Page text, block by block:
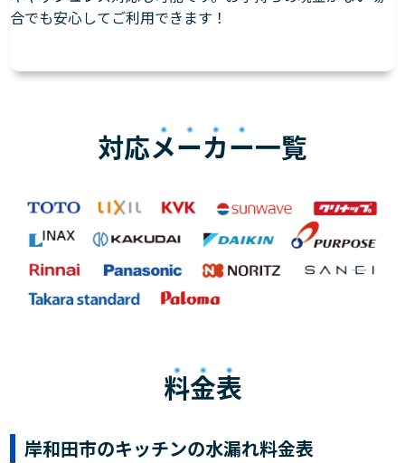
合でも安心してご利用できます！
対応メーカー一覧
料金表
岸和田市のキッチンの水漏れ料金表